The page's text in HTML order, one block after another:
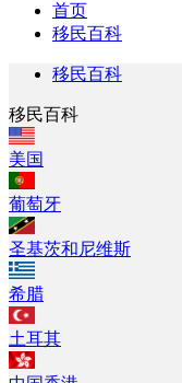
首页
移民百科
移民百科
移民百科
美国
葡萄牙
圣基茨和尼维斯
希腊
土耳其